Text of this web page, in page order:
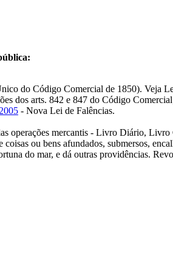
do Código Comercial de 1850). Veja
dos arts. 842 e 847 do Código
- Nova Lei de Falências.
operações mercantis - Livro Diário,
ou bens afundados, submersos,
do mar, e dá outras providências.